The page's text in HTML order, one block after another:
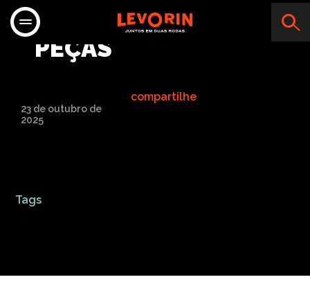
ADVENTURE MOTO
PEÇAS
23 de outubro de
2025
compartilhe
Tags